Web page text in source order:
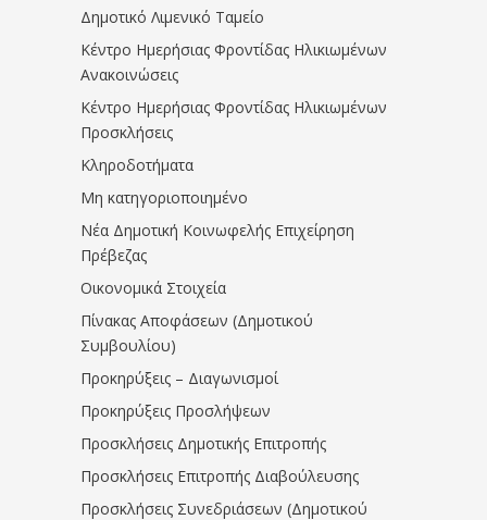
Δημοτικό Λιμενικό Ταμείο
Κέντρο Ημερήσιας Φροντίδας Ηλικιωμένων
Ανακοινώσεις
Κέντρο Ημερήσιας Φροντίδας Ηλικιωμένων
Προσκλήσεις
Κληροδοτήματα
Μη κατηγοριοποιημένο
Νέα Δημοτική Κοινωφελής Επιχείρηση
Πρέβεζας
Οικονομικά Στοιχεία
Πίνακας Αποφάσεων (Δημοτικού
Συμβουλίου)
Προκηρύξεις – Διαγωνισμοί
Προκηρύξεις Προσλήψεων
Προσκλήσεις Δημοτικής Επιτροπής
Προσκλήσεις Επιτροπής Διαβούλευσης
Προσκλήσεις Συνεδριάσεων (Δημοτικού